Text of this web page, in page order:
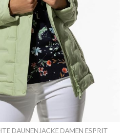
DAUNENJACKE DAMEN ESPRIT